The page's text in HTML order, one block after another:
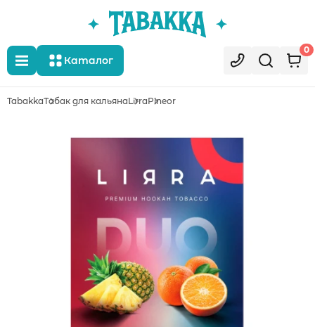
Каталог
0
TabakkaТабак для кальянаLirraPineor